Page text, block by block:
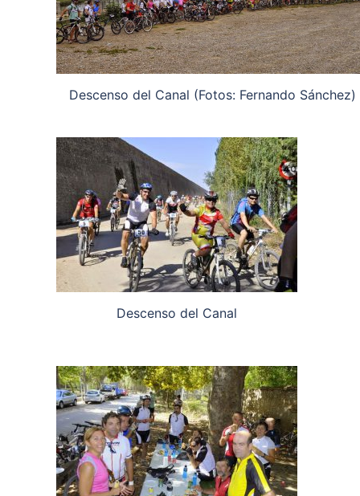
Descenso del Canal (Fotos: Fernando Sánchez)
Descenso del Canal